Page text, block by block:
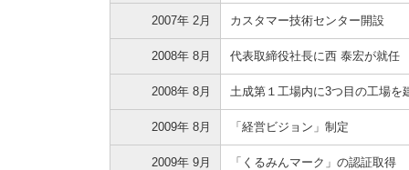
2007年 2月 カスタマー技術センター開設
2008年 8月 代表取締役社長に西 泰宏が就任
2008年 8月 土成第１工場内に3つ目の工場を
2009年 8月 「経営ビジョン」制定
2009年 9月 「くるみんマーク」の認証取得